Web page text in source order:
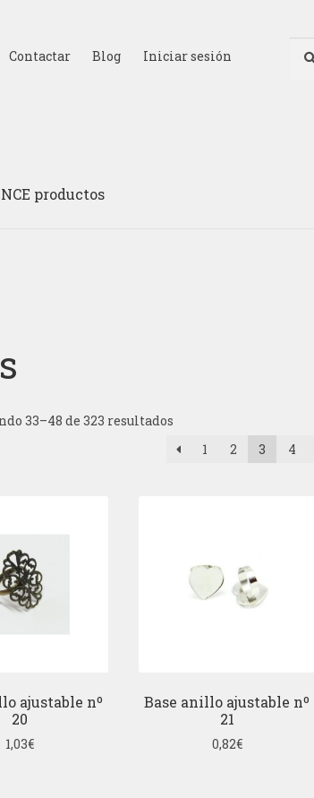
Contactar Blog Iniciar sesión
por:
productos
33–48 de 323 resultados
1
2 3 4
ajustable nº
20
1,03€
Base anillo ajustable nº
21
0,82€